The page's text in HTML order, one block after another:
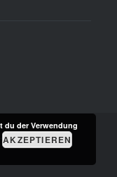
Theme: Dyad von
du der Verwendung
AKZEPTIEREN